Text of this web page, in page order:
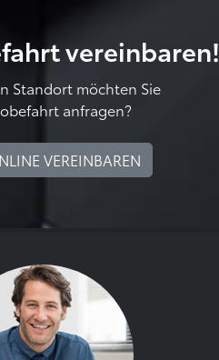
vereinbaren!
Standort möchten Sie
anfragen?
VEREINBAREN